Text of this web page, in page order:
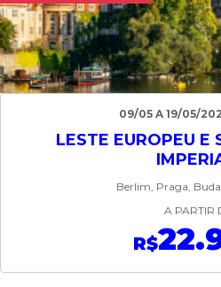
09/05 A 19/05/
LESTE EUROPEU E
Berlim, Praga,
A PARTIR
R$